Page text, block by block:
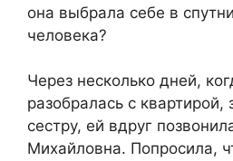
она выбрала себе в
человека?
Через несколько дней,
разобралась с квартирой,
сестру, ей вдруг
Михайловна. Попросила,